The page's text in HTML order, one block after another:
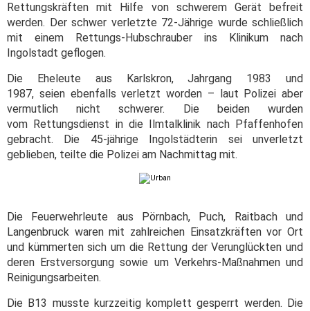
Rettungskräften mit Hilfe von schwerem Gerät befreit
werden. Der schwer verletzte 72-Jährige wurde schließlich
mit einem Rettungs-Hubschrauber ins Klinikum nach
Ingolstadt geflogen.
Die Eheleute aus Karlskron, Jahrgang 1983 und
1987, seien ebenfalls verletzt worden – laut Polizei aber
vermutlich nicht schwerer. Die beiden wurden
vom Rettungsdienst in die Ilmtalklinik nach Pfaffenhofen
gebracht. Die 45-jährige Ingolstädterin sei unverletzt
geblieben, teilte die Polizei am Nachmittag mit.
Die Feuerwehrleute aus Pörnbach, Puch, Raitbach und
Langenbruck waren mit zahlreichen Einsatzkräften vor Ort
und kümmerten sich um die Rettung der Verunglückten und
deren Erstversorgung sowie um Verkehrs-Maßnahmen und
Reinigungsarbeiten.
Die B13 musste kurzzeitig komplett gesperrt werden. Die